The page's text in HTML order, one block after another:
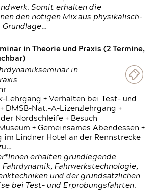
Somit erhalten die
den nötigen Mix aus physikalisch-
Grundlage…
in Theorie und Praxis (2 Termine,
in
Lehrgang + Verhalten bei Test- und
DMSB-Nat.-A-Lizenzlehrgang +
der Nordschleife + Besuch
+ Gemeinsames Abendessen +
im Lindner Hotel an der Rennstrecke
erhalten grundlegende
Fahrdynamik, Fahrwerkstechnologie,
und der grundsätzlichen
bei Test- und Erprobungsfahrten.